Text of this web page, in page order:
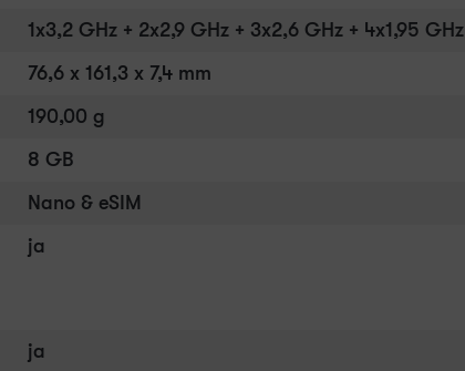
1x3,2 GHz + 2x2,9 GHz + 3x2,6 GHz + 4x1,95 GHz
76,6 x 161,3 x 7,4 mm
190,00 g
8 GB
Nano & eSIM
ja
ja